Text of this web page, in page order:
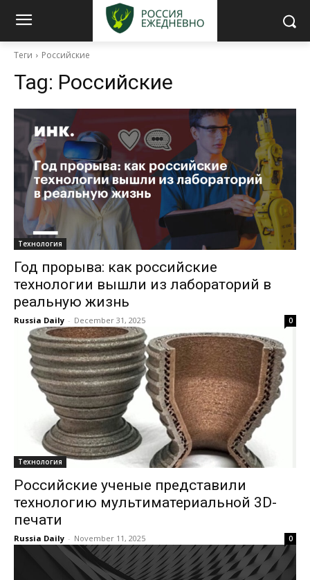
Теги Российские
Tag: Российские
Технология
Год прорыва: как российские
технологии вышли из лабораторий в
реальную жизнь
Russia Daily - December 31, 2025 0
Технология
Российские ученые представили
технологию мультиматериальной 3D-
печати
Russia Daily - November 11, 2025 0